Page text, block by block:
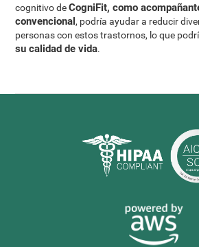
cognitivo deCogniFit, como
convencional, podría ayudar a reducir
personas con estos trastornos, lo que
su calidad de vida.